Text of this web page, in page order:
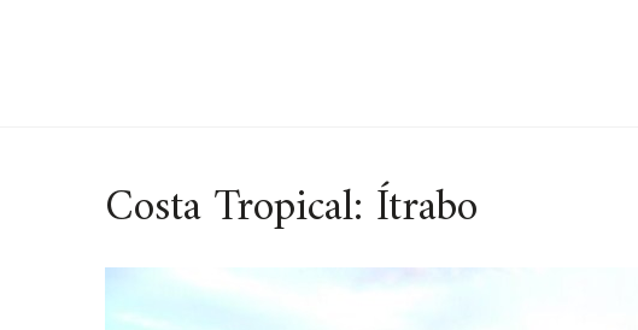
Costa Tropical: Ítrabo